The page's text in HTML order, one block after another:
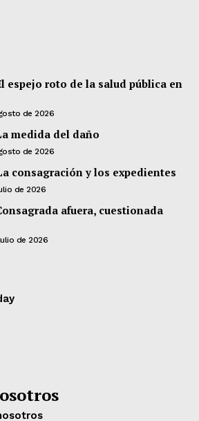
espejo roto de la salud pública en
de 2026
medida del daño
de 2026
consagración y los expedientes
de 2026
afuera, cuestionada
de 2026